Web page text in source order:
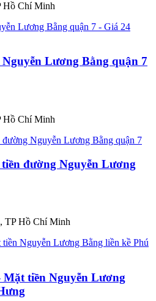
Hồ Chí Minh
Lương Bằng quận 7
Hồ Chí Minh
đường Nguyễn Lương
TP Hồ Chí Minh
Mặt tiền Nguyễn Lương